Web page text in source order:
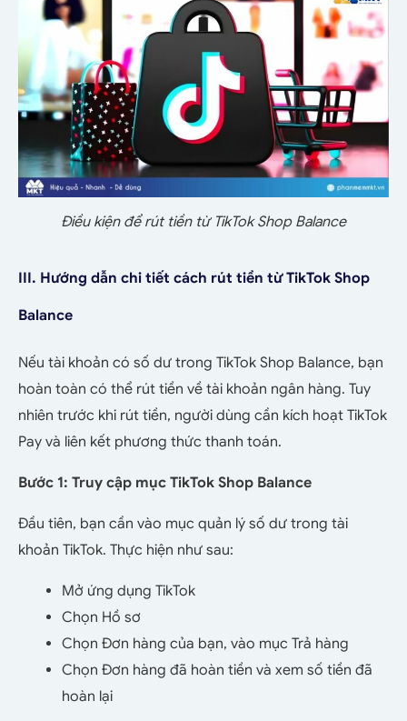
Điều kiện để rút tiền từ TikTok Shop Balance
III. Hướng dẫn chi tiết cách rút tiền từ TikTok Shop
Balance
Nếu tài khoản có số dư trong TikTok Shop Balance, bạn
hoàn toàn có thể rút tiền về tài khoản ngân hàng. Tuy
nhiên trước khi rút tiền, người dùng cần kích hoạt TikTok
Pay và liên kết phương thức thanh toán.
Bước 1: Truy cập mục TikTok Shop Balance
Đầu tiên, bạn cần vào mục quản lý số dư trong tài
khoản TikTok. Thực hiện như sau:
Mở ứng dụng TikTok
Chọn Hồ sơ
Chọn Đơn hàng của bạn, vào mục Trả hàng
Chọn Đơn hàng đã hoàn tiền và xem số tiền đã
hoàn lại